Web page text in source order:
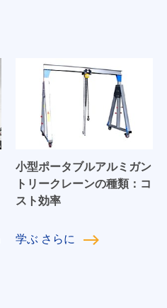
小型ポータブルアルミガン
トリークレーンの種類：コ
スト効率
学ぶ さらに